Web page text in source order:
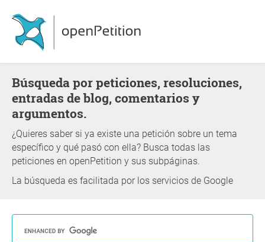
Búsqueda por peticiones, resoluciones,
entradas de blog, comentarios y
argumentos.
¿Quieres saber si ya existe una petición sobre un tema
específico y qué pasó con ella? Busca todas las
peticiones en openPetition y sus subpáginas.
La búsqueda es facilitada por los servicios de Google